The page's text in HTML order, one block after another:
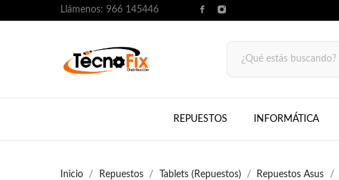
Llámenos: 966 145446
REPUESTOS INFORMÁTICA
Inicio Repuestos Tablets (Repuestos) Repuestos Asus